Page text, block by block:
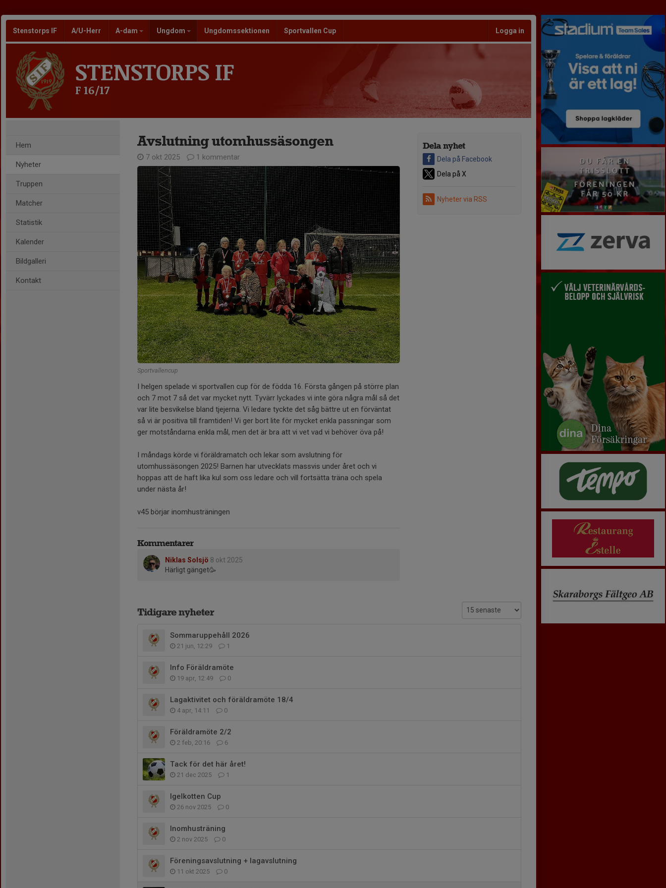
Stenstorps IF A/U-Herr A-dam Ungdom Ungdomssektionen Sportvallen Cup Logga in
STENSTORPS IF
F 16/17
Hem
Nyheter
Truppen
Matcher
Statistik
Kalender
Bildgalleri
Kontakt
Dela nyhet
Dela på Facebook
Dela på X
Nyheter via RSS
Avslutning utomhussäsongen
7 okt 2025 1 kommentar
Sportvallencup
I helgen spelade vi sportvallen cup för de födda 16. Första gången på större plan
och 7 mot 7 så det var mycket nytt. Tyvärr lyckades vi inte göra några mål så det
var lite besvikelse bland tjejerna. Vi ledare tyckte det såg bättre ut en förväntat
så vi är positiva till framtiden! Vi ger bort lite för mycket enkla passningar som
ger motståndarna enkla mål, men det är bra att vi vet vad vi behöver öva på!
I måndags körde vi föräldramatch och lekar som avslutning för
utomhussäsongen 2025! Barnen har utvecklats massvis under året och vi
hoppas att de haft lika kul som oss ledare och vill fortsätta träna och spela
under nästa år!
v45 börjar inomhusträningen
Kommentarer
Niklas Solsjö 8 okt 2025
Härligt gänget🥳
Tidigare nyheter
Sommaruppehåll 2026
21 jun, 12:29 1
Info Föräldramöte
19 apr, 12:49 0
Lagaktivitet och föräldramöte 18/4
4 apr, 14:11 0
Föräldramöte 2/2
2 feb, 20:16 6
Tack för det här året!
21 dec 2025 1
Igelkotten Cup
26 nov 2025 0
Inomhusträning
2 nov 2025 0
Föreningsavslutning + lagavslutning
11 okt 2025 0